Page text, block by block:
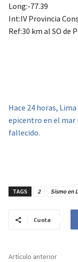
Long:-77.39
Int:IV Provincia
Ref:30 km al SO de
Hace 24 horas,
epicentro en el mar
fallecido.
TAGS 2 Sismo en
Cuota
Artículo anterior